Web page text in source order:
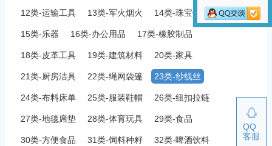
12类-运输工具 13类-军火烟火 14类-珠宝钟表
15类-乐器 16类-办公用品 17类-橡胶制品
18类-皮革工具 19类-建筑材料 20类-家具
21类-厨房洁具 22类-绳网袋篷 23类-纱线丝
24类-布料床单 25类-服装鞋帽 26类-纽扣拉链
27类-地毯席垫 28类-体育玩具 29类-食品
30类-方便食品 31类-饲料种籽 32类-啤酒饮料
QQ
客服